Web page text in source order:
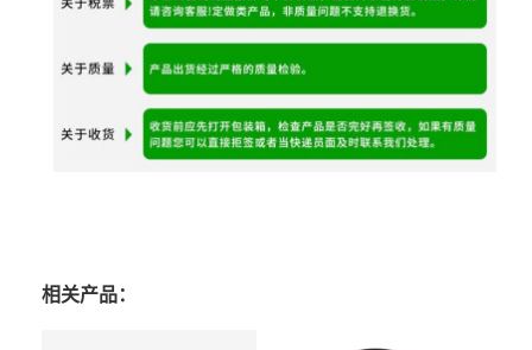
相关产品：